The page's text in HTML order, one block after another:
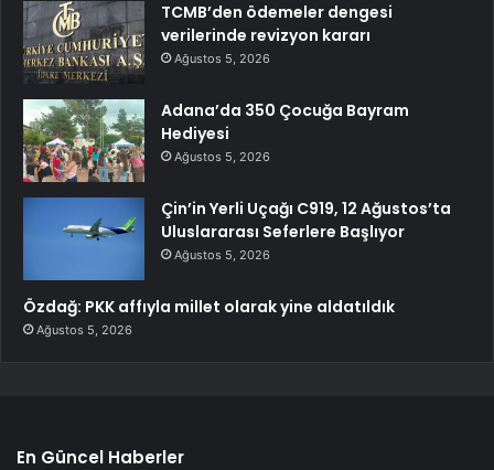
TCMB’den ödemeler dengesi
verilerinde revizyon kararı
Ağustos 5, 2026
Adana’da 350 Çocuğa Bayram
Hediyesi
Ağustos 5, 2026
Çin’in Yerli Uçağı C919, 12 Ağustos’ta
Uluslararası Seferlere Başlıyor
Ağustos 5, 2026
Özdağ: PKK affıyla millet olarak yine aldatıldık
Ağustos 5, 2026
En Güncel Haberler